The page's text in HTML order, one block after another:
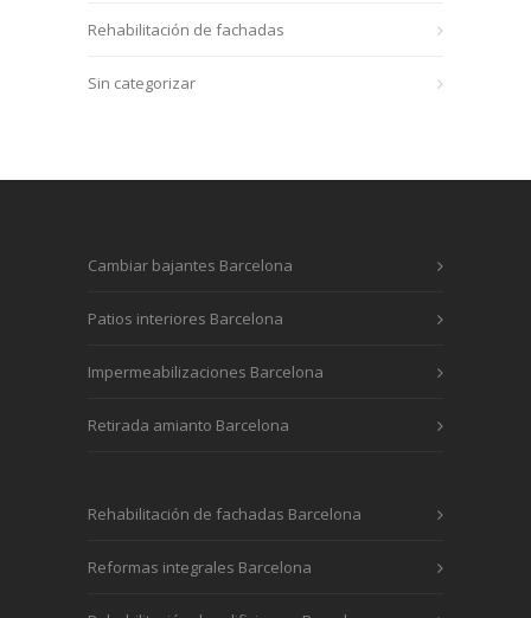
Rehabilitación de fachadas
Sin categorizar
Cambiar bajantes Barcelona
Patios interiores Barcelona
Impermeabilizaciones Barcelona
Retirada amianto Barcelona
Rehabilitación de fachadas Barcelona
Reformas integrales Barcelona